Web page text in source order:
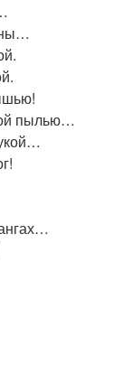
пылью…